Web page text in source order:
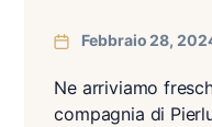
Febbraio 28,
Ne arriviamo
compagnia di